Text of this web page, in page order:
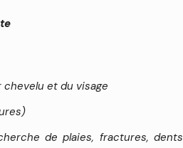
et du visage
de plaies, fractures, dents